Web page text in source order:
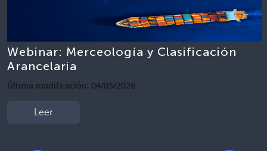
Webinar: Merceología y Clasificación
Arancelaria
Última modificación: 04/05/2026
Leer